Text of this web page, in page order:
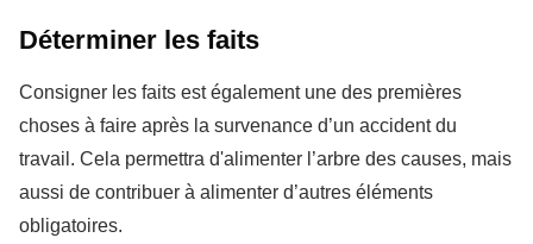
Déterminer les faits
Consigner les faits est également une des premières
choses à faire après la survenance d’un accident du
travail. Cela permettra d'alimenter l’arbre des causes, mais
aussi de contribuer à alimenter d’autres éléments
obligatoires.